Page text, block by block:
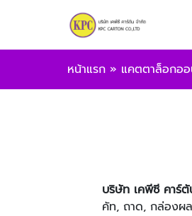
หน้าแรก » แคตตาล็อกอ
บริษัท เคพีซี คาร์
คัท, ถาด, กล่องผ